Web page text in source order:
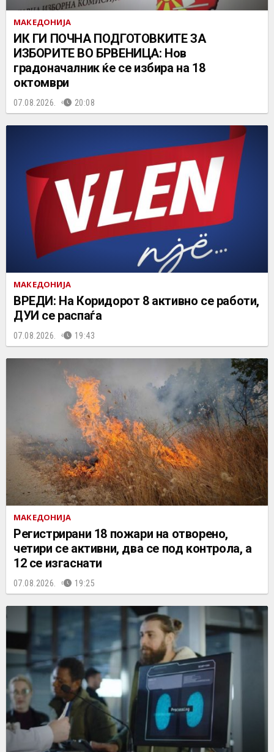
МАКЕДОНИЈА
ИК ГИ ПОЧНА ПОДГОТОВКИТЕ ЗА
ИЗБОРИТЕ ВО БРВЕНИЦА: Нов
градоначалник ќе се избира на 18
октомври
07.08.2026. 20:08
МАКЕДОНИЈА
ВРЕДИ: На Коридорот 8 активно се работи,
ДУИ се распаѓа
07.08.2026. 19:43
МАКЕДОНИЈА
Регистрирани 18 пожари на отворено,
четири се активни, два се под контрола, а
12 се изгаснати
07.08.2026. 19:25